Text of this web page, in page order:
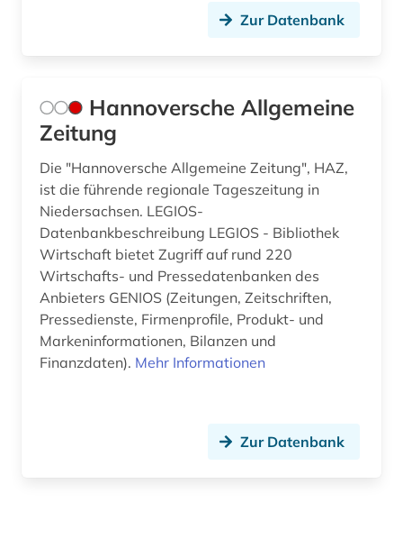
Zur Datenbank
Hannoversche Allgemeine
Zeitung
Die "Hannoversche Allgemeine Zeitung", HAZ,
ist die führende regionale Tageszeitung in
Niedersachsen. LEGIOS-
Datenbankbeschreibung LEGIOS - Bibliothek
Wirtschaft bietet Zugriff auf rund 220
Wirtschafts- und Pressedatenbanken des
Anbieters GENIOS (Zeitungen, Zeitschriften,
Pressedienste, Firmenprofile, Produkt- und
Markeninformationen, Bilanzen und
Finanzdaten). Mehr Informationen
Zur Datenbank